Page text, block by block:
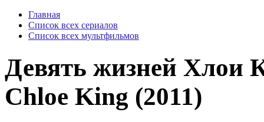
Главная
Список всех сериалов
Список всех мультфильмов
Девять жизней Хлои
Chloe King (2011)